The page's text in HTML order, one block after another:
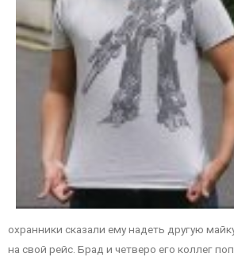
охранники сказали ему надеть другую
на свой рейс. Брад и четверо его коллег